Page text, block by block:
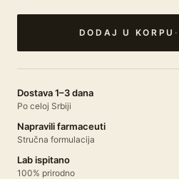
DODAJ U KORPU ·
Dostava 1–3 dana
Po celoj Srbiji
Napravili farmaceuti
Stručna formulacija
Lab ispitano
100% prirodno